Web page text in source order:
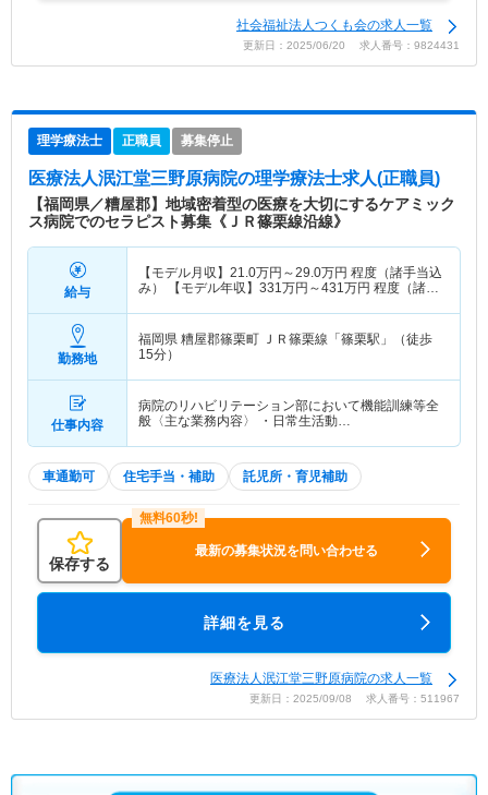
社会福祉法人つくも会の求人一覧
更新日：2025/06/20 求人番号：9824431
理学療法士 正職員 募集停止
医療法人泯江堂三野原病院の理学療法士求人(正職員)
【福岡県／糟屋郡】地域密着型の医療を大切にするケアミック
ス病院でのセラピスト募集《ＪＲ篠栗線沿線》
給与
【モデル月収】 21.0万円～29.0万円 程度（諸手当込
み） 【モデル年収】 331万円～431万円 程度（諸手
勤務地
福岡県 糟屋郡篠栗町 ＪＲ篠栗線「篠栗駅」（徒歩
15分）
仕事内容
病院のリハビリテーション部において機能訓練等全
般〈主な業務内容〉 ・日常生活動…
車通勤可 住宅手当・補助 託児所・育児補助
保存する
最新の募集状況を問い合わせる
詳細を見る
医療法人泯江堂三野原病院の求人一覧
更新日：2025/09/08 求人番号：511967